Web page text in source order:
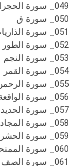
049_ سورة الحجرات
050_ سورة ق
051_ سورة الذاريات
052_ سورة الطور
053_ سورة النجم
054_ سورة القمر
055_ سورة الرحمن
056_ سورة الواقعة
057_ سورة الحديد
058_ سورة المجادلة
059_ سورة الحشر
060_ سورة الممتحنة
061_ سورة الصف